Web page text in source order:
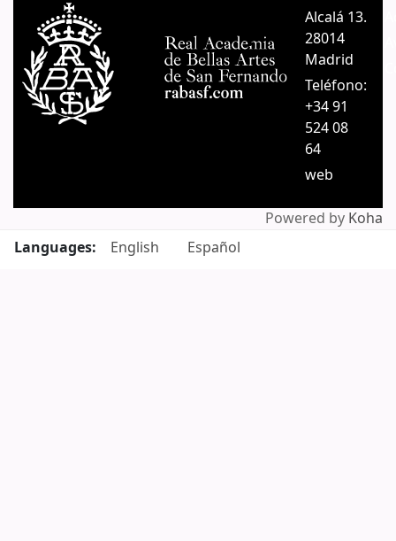
Alcalá 13.
28014
Madrid
Teléfono:
+34 91
524 08
64
web
Powered by Koha
Languages:
English Español